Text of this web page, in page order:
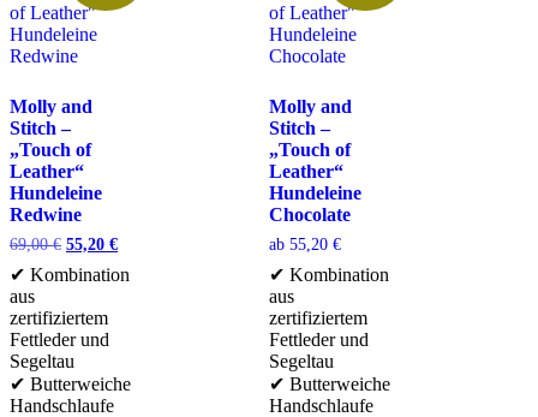
Molly and
Stitch –
„Touch of
Leather“
Hundeleine
Redwine
69,00€ 55,20 €
✔ Kombination
aus
zertifiziertem
Fettleder und
Segeltau
✔ Butterweiche
Handschlaufe
Molly and
Stitch –
„Touch of
Leather“
Hundeleine
Chocolate
ab 55,20 €
✔ Kombination
aus
zertifiziertem
Fettleder und
Segeltau
✔ Butterweiche
Handschlaufe